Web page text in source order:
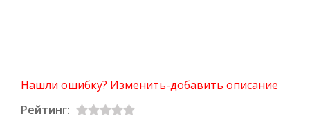
Нашли ошибку? Изменить-добавить описание
Рейтинг: